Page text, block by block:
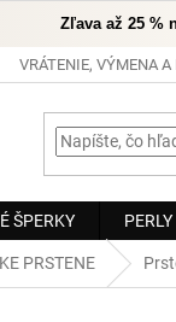
Zľava až 25 %
VRÁTENIE, VÝMENA
ŠPERKY PERLY
PRSTENE